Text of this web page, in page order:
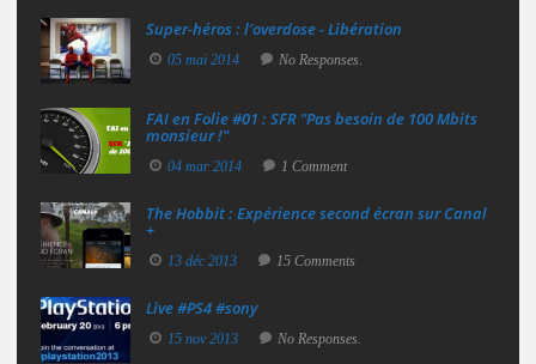
Super‑héros : l’overdose - Libération
05 mai 2014 No Responses.
FAI en Folie #01 : SFR "Pas besoin de 100 Mbits
monsieur !"
04 mar 2014 1 Comment
The Hobbit : Expérience second écran sur Canal
+
13 déc 2013 15 Comments
Live #PS4 #sony
15 nov 2013 No Responses.